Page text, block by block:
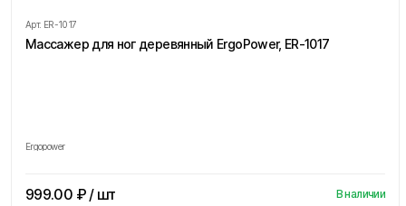
Арт. ER-1017
Массажер для ног деревянный ErgoPower, ER-1017
Ergopower
999.00 ₽ / шт В наличии